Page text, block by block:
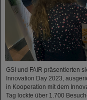
GSI und FAIR präsentierten
Innovation Day 2023,
in Kooperation mit dem
Tag lockte über 1.700